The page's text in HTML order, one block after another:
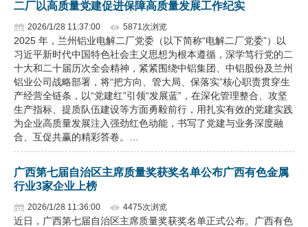
二厂以高质量党建促进保障高质量发展工作纪实
2026/1/28 11:37:00 5871次浏览
2025 年，兰州铝业电解二厂党委（以下简称“电解二厂党委”）以
习近平新时代中国特色社会主义思想为根本遵循，深学笃行党的二
十大和二十届历次全会精神，紧紧围绕中铝集团、中铝股份及兰州
铝业公司战略部署，将“把方向、管大局、保落实”核心职责贯穿生
产经营全链条，以“党建红”引领“发展蓝”，在深化管理整合、攻坚
生产指标、提质队伍建设等方面勇毅前行，用扎实有效的党建实践
为企业高质量发展注入强劲红色动能，书写了党建与业务深度融
合、互促共赢的精彩答卷。…
广西第七届自治区主席质量奖获奖名单公布广西有色金属
行业3家企业上榜
2026/1/28 11:36:00 4475次浏览
近日，广西第七届自治区主席质量奖获奖名单正式公布。广西有色